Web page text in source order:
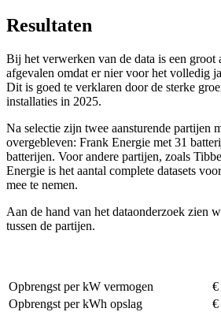
Resultaten
Bij het verwerken van de data is een groot
afgevalen omdat er nier voor het volledig
Dit is goed te verklaren door de sterke
installaties in 2025.
Na selectie zijn twee aansturende partijen
overgebleven: Frank Energie met 31
batterijen. Voor andere partijen, zoals
Energie is het aantal complete datasets
mee te nemen.
Aan de hand van het dataonderzoek zien
tussen de partijen.
Opbrengst per kW vermogen
€
Opbrengst per kWh opslag
€